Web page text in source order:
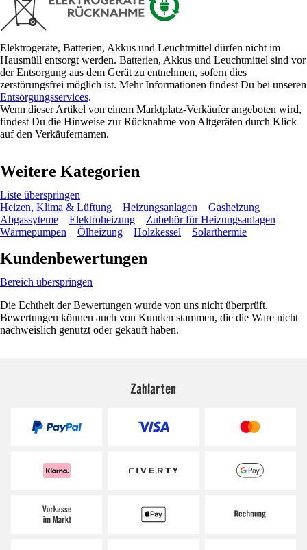
Elektrogeräte, Batterien, Akkus und Leuchtmittel dürfen nicht im
Hausmüll entsorgt werden. Batterien, Akkus und Leuchtmittel sind vor
der Entsorgung aus dem Gerät zu entnehmen, sofern dies
zerstörungsfrei möglich ist. Mehr Informationen findest Du bei unseren
Entsorgungsservices.
Wenn dieser Artikel von einem Marktplatz-Verkäufer angeboten wird,
findest Du die Hinweise zur Rücknahme von Altgeräten durch Klick
auf den Verkäufernamen.
Weitere Kategorien
Liste überspringen
Heizen, Klima & Lüftung
Heizungsanlagen
Gasheizung
Abgassyteme
Elektroheizung
Zubehör für Heizungsanlagen
Wärmepumpen
Ölheizung Holzkessel Solarthermie
Kundenbewertungen
Bereich überspringen
Die Echtheit der Bewertungen wurde von uns nicht überprüft.
Bewertungen können auch von Kunden stammen, die die Ware nicht
nachweislich genutzt oder gekauft haben.
Zahlarten